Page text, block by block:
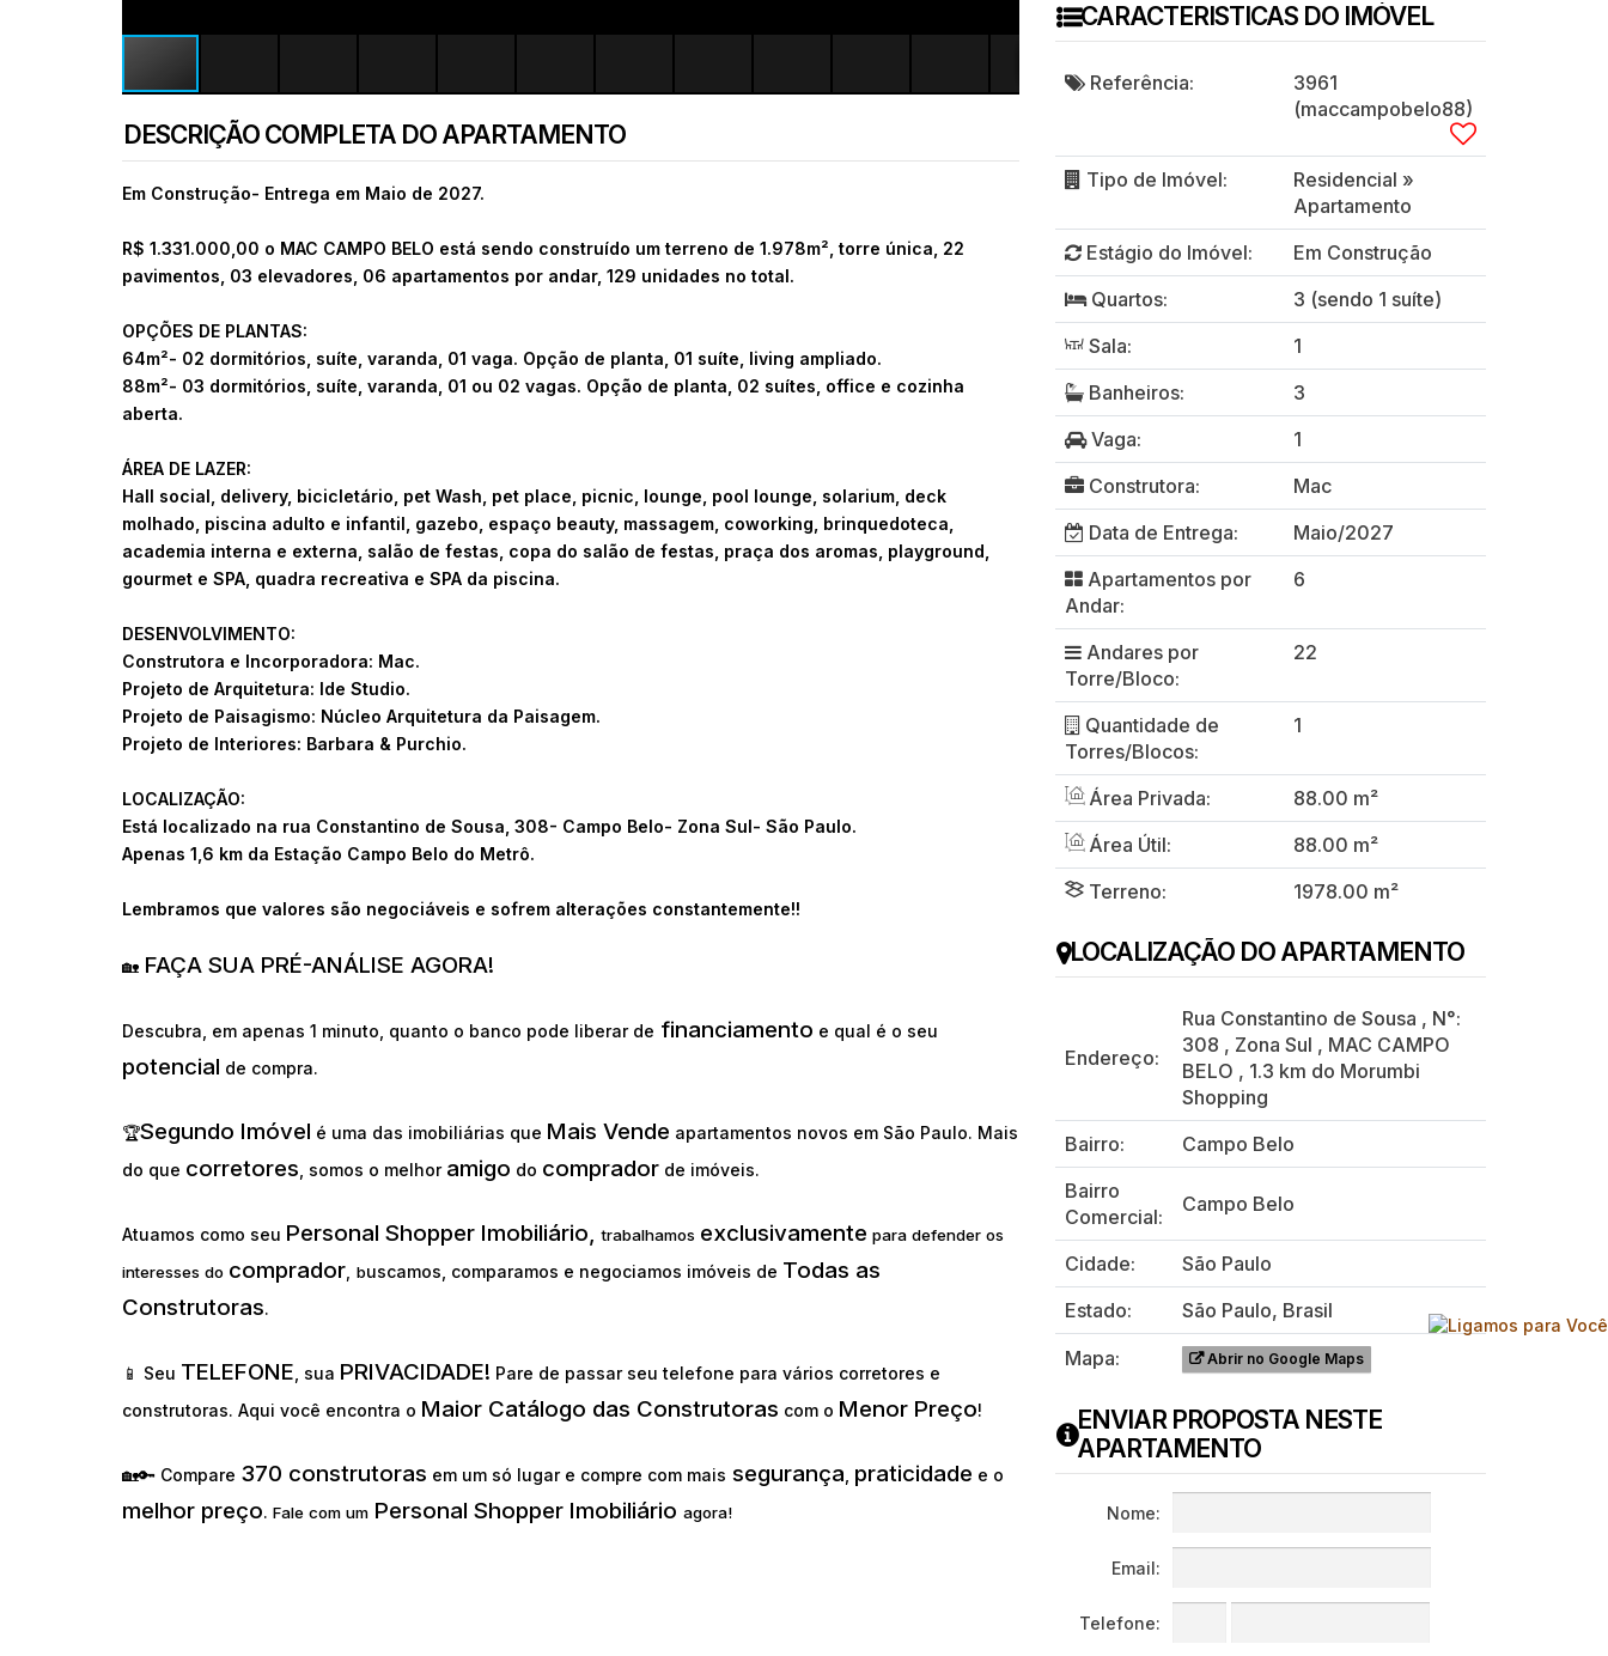
DESCRIÇÃO COMPLETA DO APARTAMENTO
Em Construção- Entrega em Maio de 2027.
R$ 1.331.000,00 o MAC CAMPO BELO está sendo construído um terreno de 1.978m², torre única, 22
pavimentos, 03 elevadores, 06 apartamentos por andar, 129 unidades no total.
OPÇÕES DE PLANTAS:
64m²- 02 dormitórios, suíte, varanda, 01 vaga. Opção de planta, 01 suíte, living ampliado.
88m²- 03 dormitórios, suíte, varanda, 01 ou 02 vagas. Opção de planta, 02 suítes, office e cozinha
aberta.
ÁREA DE LAZER:
Hall social, delivery, bicicletário, pet Wash, pet place, picnic, lounge, pool lounge, solarium, deck
molhado, piscina adulto e infantil, gazebo, espaço beauty, massagem, coworking, brinquedoteca,
academia interna e externa, salão de festas, copa do salão de festas, praça dos aromas, playground,
gourmet e SPA, quadra recreativa e SPA da piscina.
DESENVOLVIMENTO:
Construtora e Incorporadora: Mac.
Projeto de Arquitetura: Ide Studio.
Projeto de Paisagismo: Núcleo Arquitetura da Paisagem.
Projeto de Interiores: Barbara & Purchio.
LOCALIZAÇÃO:
Está localizado na rua Constantino de Sousa, 308- Campo Belo- Zona Sul- São Paulo.
Apenas 1,6 km da Estação Campo Belo do Metrô.
Lembramos que valores são negociáveis e sofrem alterações constantemente!!
🏡 FAÇA SUA PRÉ-ANÁLISE AGORA!
Descubra, em apenas 1 minuto, quanto o banco pode liberar de financiamento e qual é o seu
potencial de compra.
🏆Segundo Imóvel é uma das imobiliárias que Mais Vende apartamentos novos em São Paulo. Mais
do que corretores , somos o melhor amigo do comprador de imóveis.
Atuamos como seu Personal Shopper Imobiliário,trabalhamos exclusivamente para defender os
interesses do comprador buscamos, comparamos e negociamos imóveis de Todas as
Construtoras.
📱 Seu TELEFONE , sua PRIVACIDADE! Pare de passar seu telefone para vários corretores e
construtoras. Aqui você encontra o Maior Catálogo das Construtoras com o Menor Preço!
🏡🔑 Compare 370 construtoras em um só lugar e compre com mais segurança praticidade e o
melhor preço. Fale com um Personal Shopper Imobiliário agora!
CARACTERISTICAS DO IMÓVEL
Referência:
3961
(maccampobelo88)
Tipo de Imóvel: Residencial »
Apartamento
Estágio do Imóvel:
Em Construção
Quartos:
3 (sendo 1 suíte)
Sala:
1
Banheiros:
3
Vaga:
1
Construtora:
Mac
Data de Entrega:
Maio/2027
Apartamentos por
Andar:
6
Andares por
Torre/Bloco:
22
Quantidade de
Torres/Blocos:
1
Área Privada:
88.00 m²
Área Útil:
88.00 m²
Terreno:
1978.00 m²
LOCALIZAÇÃO DO APARTAMENTO
Endereço:
Rua Constantino de Sousa , N°:
308 , Zona Sul , MAC CAMPO
BELO , 1.3 km do Morumbi
Shopping
Bairro:
Campo Belo
Bairro
Comercial:
Campo Belo
Cidade:
São Paulo
Estado:
São Paulo, Brasil
Mapa:
Abrir no Google Maps
ENVIAR PROPOSTA NESTE
APARTAMENTO
Nome:
Email:
Telefone: